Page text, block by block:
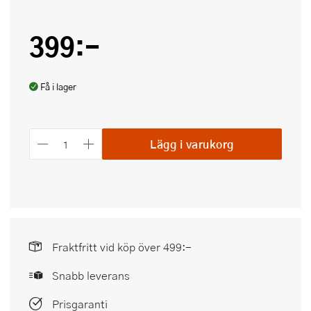
399:-
Få i lager
Lägg i varukorg
Fraktfritt vid köp över 499:-
Snabb leverans
Prisgaranti